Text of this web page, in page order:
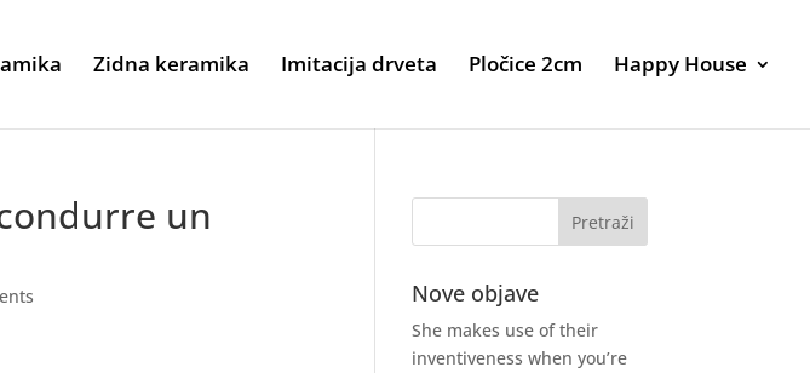
Zidna keramika Imitacija drveta Pločice 2cm Happy House
un
Nove objave
She makes use of their
inventiveness when you’re